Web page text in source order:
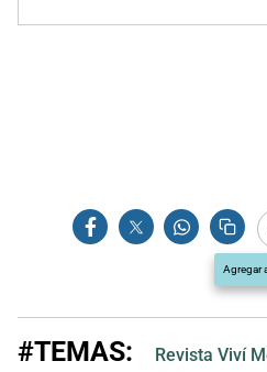
Agregar
#TEMAS: Revista Viví